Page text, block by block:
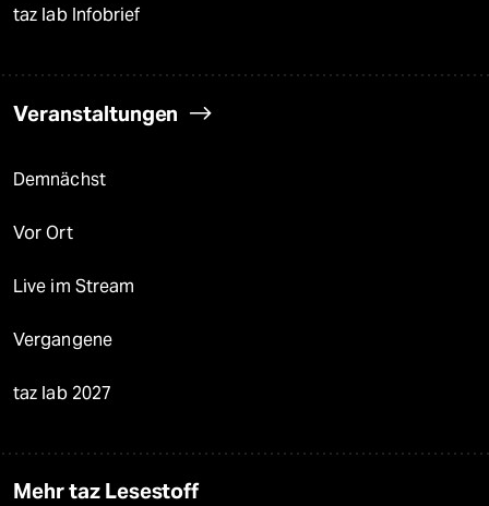
taz lab Infobrief
Veranstaltungen
Demnächst
Vor Ort
Live im Stream
Vergangene
taz lab 2027
Mehr taz Lesestoff